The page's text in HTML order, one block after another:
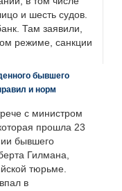
и шесть судов.
Там заявили,
режиме, санкции
бывшего
и норм
с министром
прошла 23
бывшего
Гилмана,
тюрьме.
в